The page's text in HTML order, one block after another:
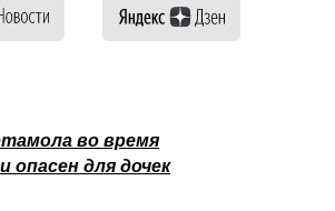
во время
опасен для дочек